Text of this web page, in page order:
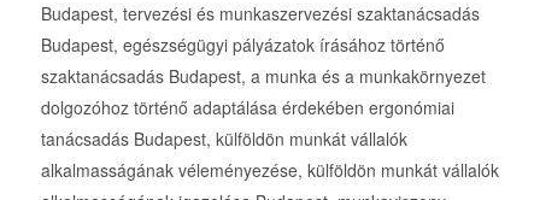
Budapest, tervezési és munkaszervezési szaktanácsadás
Budapest, egészségügyi pályázatok írásához történő
szaktanácsadás Budapest, a munka és a munkakörnyezet
dolgozóhoz történő adaptálása érdekében ergonómiai
tanácsadás Budapest, külföldön munkát vállalók
alkalmasságának véleményezése, külföldön munkát vállalók